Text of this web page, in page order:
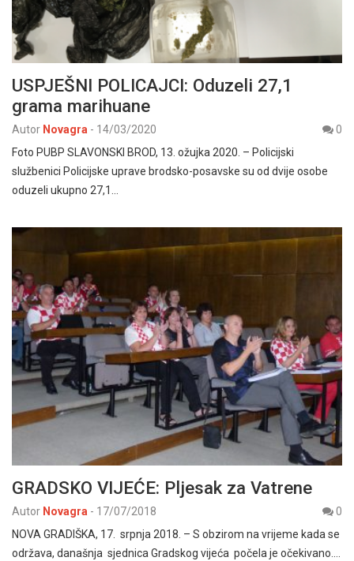
USPJEŠNI POLICAJCI: Oduzeli 27,1
grama marihuane
Autor Novagra - 14/03/2020
0
Foto PUBP SLAVONSKI BROD, 13. ožujka 2020. – Policijski
službenici Policijske uprave brodsko-posavske su od dvije osobe
oduzeli ukupno 27,1…
GRADSKO VIJEĆE: Pljesak za Vatrene
Autor Novagra - 17/07/2018
0
NOVA GRADIŠKA, 17. srpnja 2018. – S obzirom na vrijeme kada se
održava, današnja sjednica Gradskog vijeća počela je očekivano.…